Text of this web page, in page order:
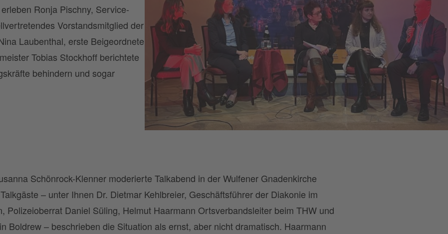
Ronja Pischny, Service-
Vorstandsmitglied der
Laubenthal, erste Beigeordnete
Tobias Stockhoff berichtete
behindern und sogar
Schönrock-Klenner moderierte Talkabend in der Wulfener Gnadenkirche
– unter Ihnen Dr. Dietmar Kehlbreier, Geschäftsführer der Diakonie im
Polizeioberrat Daniel Süling, Helmut Haarmann Ortsverbandsleiter beim THW und
Boldrew – beschrieben die Situation als ernst, aber nicht dramatisch. Haarmann